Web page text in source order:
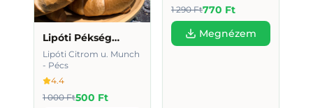
Lipóti Pékség
Citrom utca
Lipóti Citrom u. Munch
- Pécs
4.4
1 000 Ft500 Ft
1 290 Ft770 Ft
Megnézem